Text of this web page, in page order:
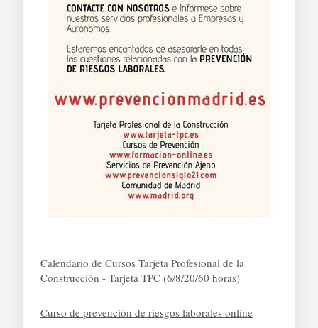
Calendario de Cursos Tarjeta Profesional de la
Construcción - Tarjeta TPC (6/8/20/60 horas)
Curso de prevención de riesgos laborales online